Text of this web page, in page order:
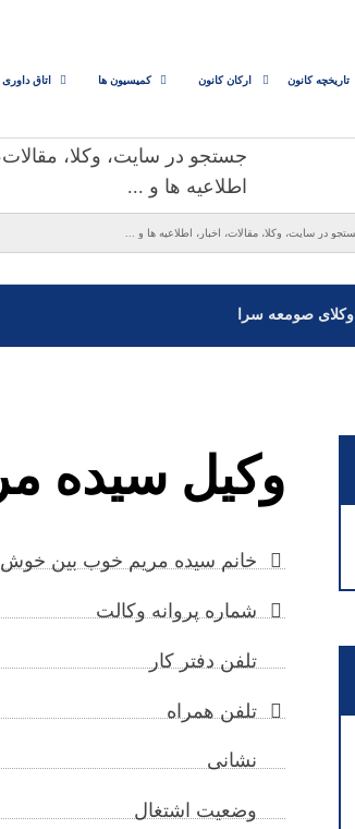
تاریخچه کانون ارکان کانون کمیسیون ها اتاق داوری
جستجو در سایت، وکلا، مقالات،
اطلاعیه ها و ...
وکلای صومعه سرا
وکیل سیده
خانم سیده مریم خوب بین خوش
شماره پروانه وکالت
تلفن دفتر کار
تلفن همراه
نشانی
وضعیت اشتغال